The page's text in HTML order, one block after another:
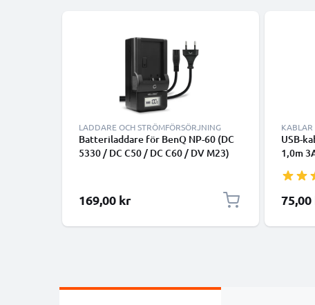
LADDARE OCH STRÖMFÖRSÖRJNING
Batteriladdare för BenQ NP-60 (DC
5330 / DC C50 / DC C60 / DV M23)
169,00 kr
KABLAR
USB-
1,0m